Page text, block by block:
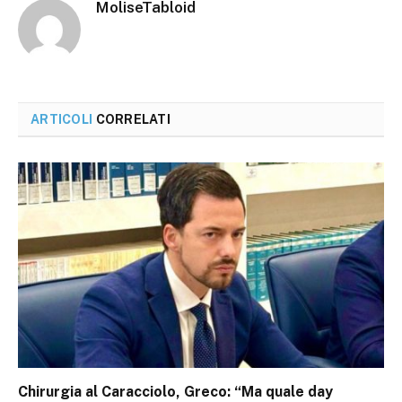
MoliseTabloid
ARTICOLI CORRELATI
Chirurgia al Caracciolo, Greco: “Ma quale day